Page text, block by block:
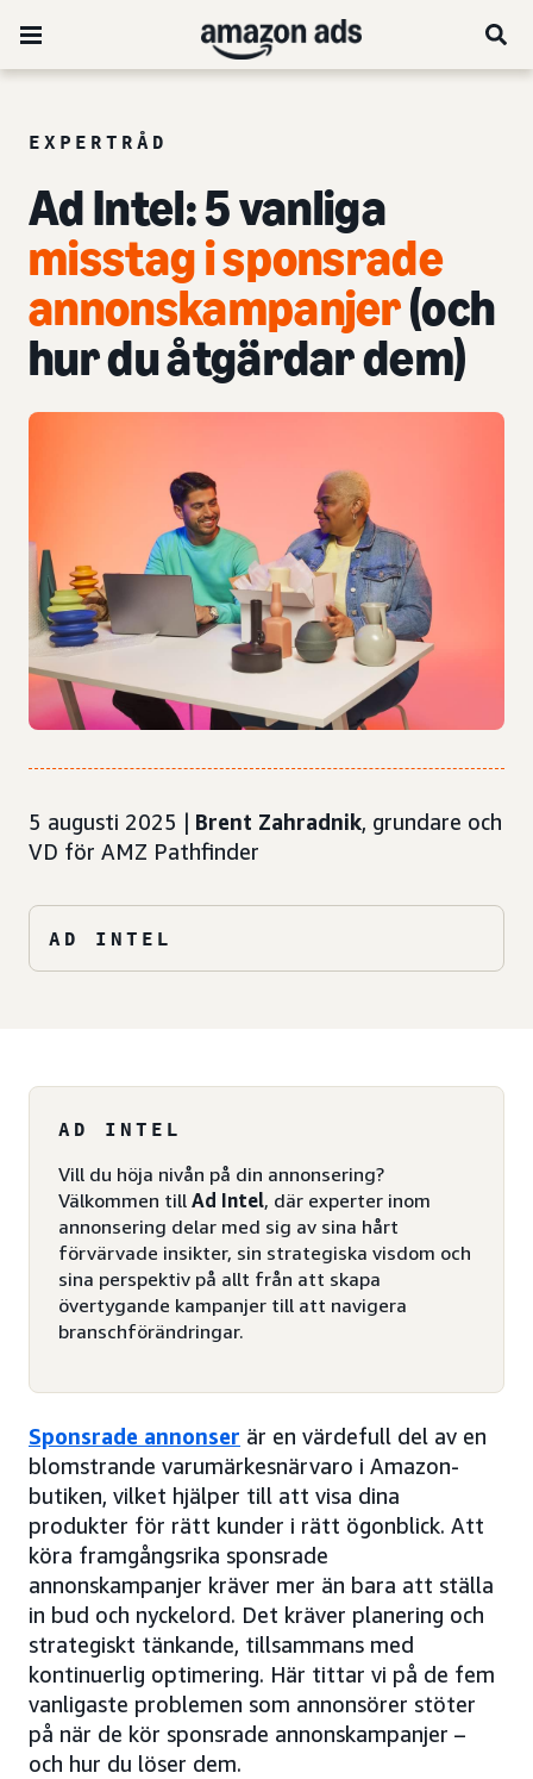
EXPERTRÅD
Ad Intel:5 vanliga
misstag i sponsrade
annonskampanjer(och
hur du åtgärdar dem)
5 augusti 2025 | Brent Zahradnik, grundare och
VD för AMZ Pathfinder
AD INTEL
AD INTEL
Vill du höja nivån på din annonsering?
Välkommen till Ad Intel, där experter inom
annonsering delar med sig av sina hårt
förvärvade insikter, sin strategiska visdom och
sina perspektiv på allt från att skapa
övertygande kampanjer till att navigera
branschförändringar.
Sponsrade annonser är en värdefull del av en
blomstrande varumärkesnärvaro i Amazon-
butiken, vilket hjälper till att visa dina
produkter för rätt kunder i rätt ögonblick. Att
köra framgångsrika sponsrade
annonskampanjer kräver mer än bara att ställa
in bud och nyckelord. Det kräver planering och
strategiskt tänkande, tillsammans med
kontinuerlig optimering. Här tittar vi på de fem
vanligaste problemen som annonsörer stöter
på när de kör sponsrade annonskampanjer –
och hur du löser dem.